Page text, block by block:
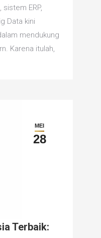
ERP,
Data kini
mendukung
Karena itulah,
MEI
28
Terbaik: